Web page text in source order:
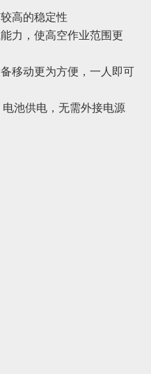
高的稳定性
力，使高空作业范围更
移动更为方便，一人即可
电池供电，无需外接电源